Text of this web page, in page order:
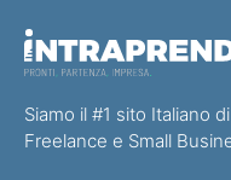
Siamo il #1 sito Italiano
Freelance e Small